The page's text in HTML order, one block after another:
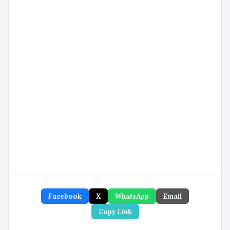
Facebook X WhatsApp
Email
Copy Link